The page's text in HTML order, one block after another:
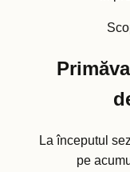
La începutul
pe